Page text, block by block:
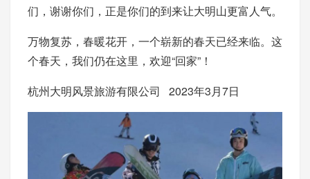
们，谢谢你们，正是你们的到来让大明山更富人气。
万物复苏，春暖花开，一个崭新的春天已经来临。这
个春天，我们仍在这里，欢迎“回家”！
杭州大明风景旅游有限公司 2023年3月7日